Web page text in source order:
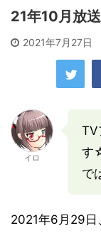
21年10月放送
2021年7月27日
イロ
TV
す
で
2021年6月29日